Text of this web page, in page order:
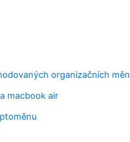
organizačních měn
macbook air